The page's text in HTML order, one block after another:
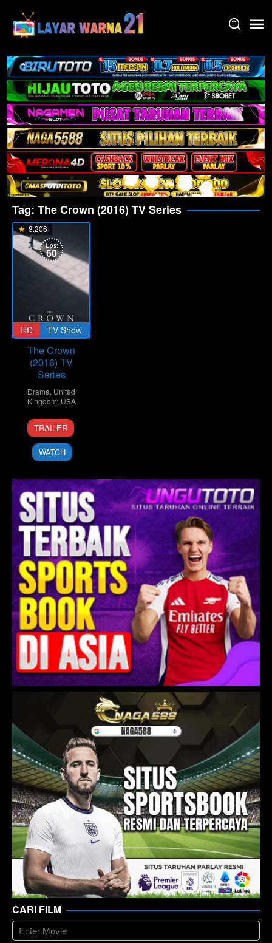
content
Tag: The Crown (2016) TV Series
8.206
HD
Eps:
60
TV Show
The Crown
(2016) TV
Series
Drama, United
Kingdom, USA
4
Nov
2016
Peter
Morgan
TRAILER
WATCH
CARI FILM